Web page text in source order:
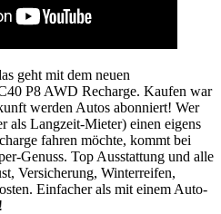
geht mit dem neuen
P8 AWD Recharge. Kaufen war
werden Autos abonniert! Wer
als Langzeit-Mieter) einen eigens
fahren möchte, kommt bei
Genuss. Top Ausstattung und alle
Versicherung, Winterreifen,
Einfacher als mit einem Auto-